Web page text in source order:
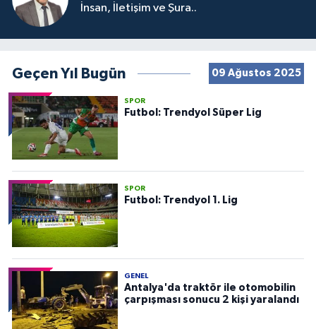
İnsan, İletişim ve Şura..
Geçen Yıl Bugün 09 Ağustos 2025
SPOR
Futbol: Trendyol Süper Lig
SPOR
Futbol: Trendyol 1. Lig
GENEL
Antalya'da traktör ile otomobilin
çarpışması sonucu 2 kişi yaralandı